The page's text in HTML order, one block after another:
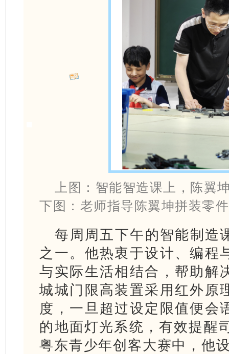
上图： 智能智造课上，陈翼
下图： 老师指导陈翼坤拼装零
每周周五下午的智能制造
之一。他热衷于设计、编程
与实际生活相结合，帮助解
城城门限高装置采用红外原
度，一旦超过设定限值便会
的地面灯光系统，有效提醒
粤东青少年创客大赛中，他